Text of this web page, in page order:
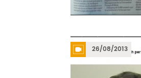
26/08/2013